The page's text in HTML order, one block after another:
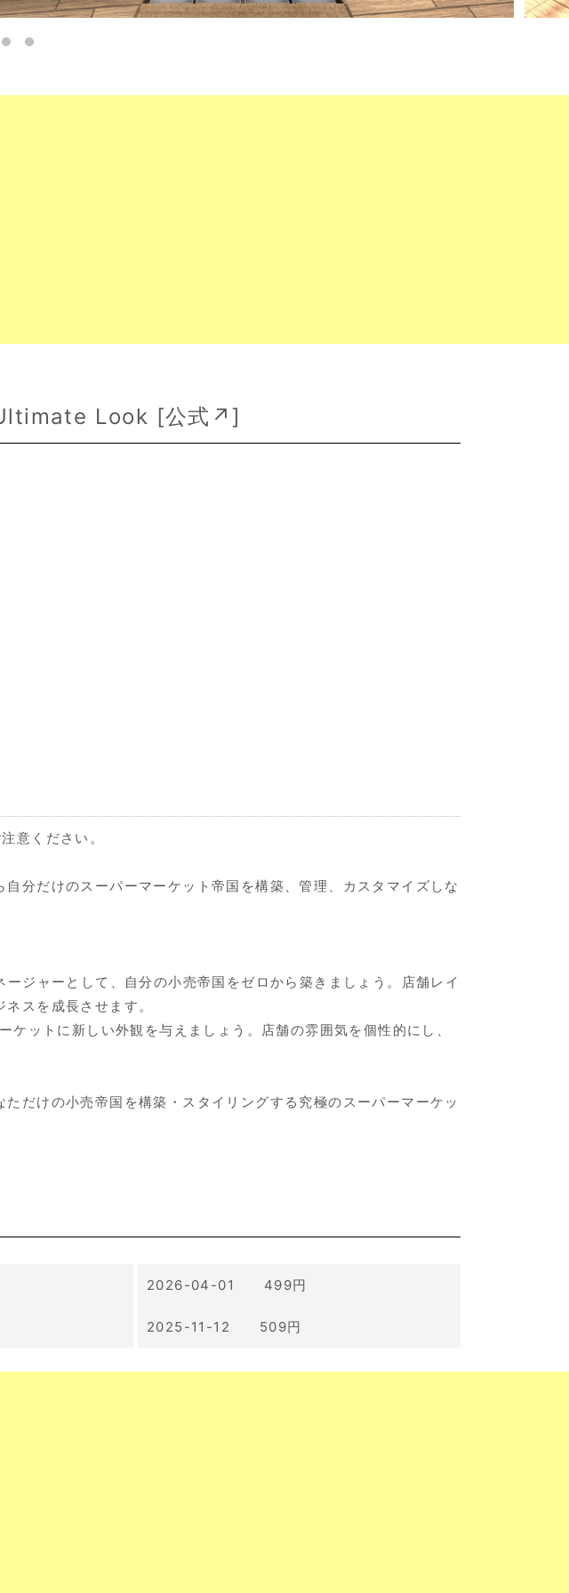
Look [公式↗]
意ください。
分だけのスーパーマーケット帝国を構築、管理、カスタマイズしな
ャーとして、自分の小売帝国をゼロから築きましょう。店舗レイ
スを成長させます。
ットに新しい外観を与えましょう。店舗の雰囲気を個性的にし、
だけの小売帝国を構築・スタイリングする究極のスーパーマーケッ
2026-04-01 499円
2025-11-12 509円